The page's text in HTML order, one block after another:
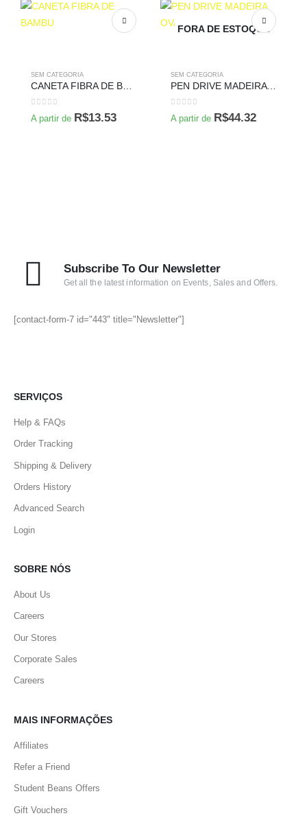
SEM CATEGORIA
CANETA FIBRA DE BAMBU
0 de 5
A partir de R$13.53
FORA DE ESTOQUE
SEM CATEGORIA
PEN DRIVE MADEIRA OVAL 4 GB GIRATÓRIO
0 de 5
A partir de R$44.32
Subscribe To Our Newsletter
Get all the latest information on Events, Sales and Offers.
[contact-form-7 id="443" title="Newsletter"]
SERVIÇOS
Help & FAQs
Order Tracking
Shipping & Delivery
Orders History
Advanced Search
Login
SOBRE NÓS
About Us
Careers
Our Stores
Corporate Sales
Careers
MAIS INFORMAÇÕES
Affiliates
Refer a Friend
Student Beans Offers
Gift Vouchers